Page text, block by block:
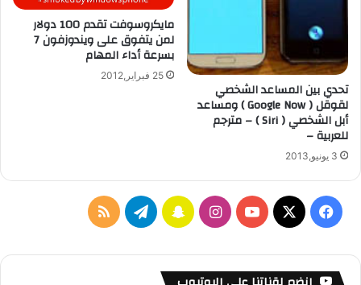
تحدي بين المساعد الشخصي
لقوقل ( Google Now ) ومساعد
أبل الشخصي ( Siri ) – مترجم
للعربية –
3 يونيو,2013
مايكروسوفت تقدم 100 دولار
لمن يتفوق على ويندوزفون 7
بسرعة أداء المهام
25 فبراير,2012
فيسبوك
‫X
‫YouTubeانستقرامسناب تيلقرامملخص